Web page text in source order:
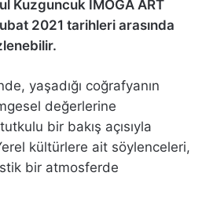
Kuzguncuk IMOGA ART
2021 tarihleri arasında
yaşadığı coğrafyanın
değerlerine
bir bakış açısıyla
kültürlere ait söylenceleri,
bir atmosferde